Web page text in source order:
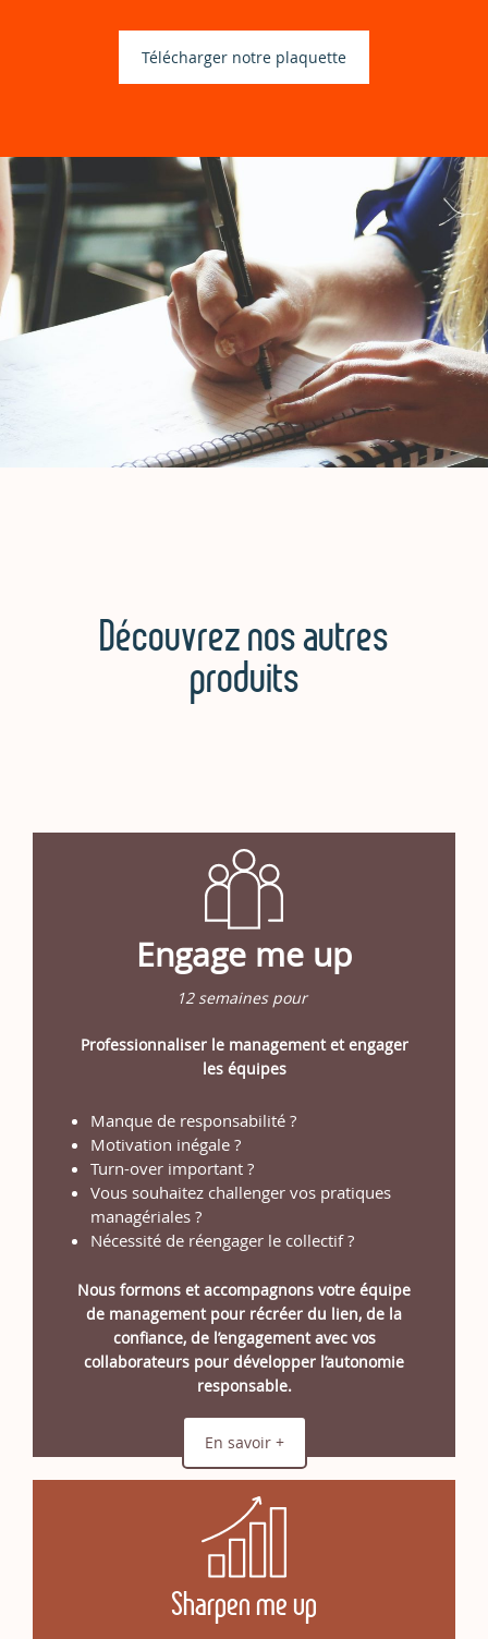
Télécharger notre plaquette
Découvrez nos autres
produits
Engage me up
12 semaines pour
Professionnaliser le management et engager
les équipes
Manque de responsabilité ?
Motivation inégale ?
Turn-over important ?
Vous souhaitez challenger vos pratiques
managériales ?
Nécessité de réengager le collectif ?
Nous formons et accompagnons votre équipe
de management pour récréer du lien, de la
confiance, de l’engagement avec vos
collaborateurs pour développer l’autonomie
responsable.
En savoir +
Sharpen me up